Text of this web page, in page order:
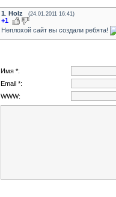
1 Holz (24.01.2011 16:41)
+1
Неплохой сайт вы создали ребята!
Имя *:
Email *:
WWW: